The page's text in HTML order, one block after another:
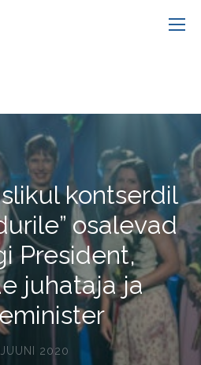
kontserdil
osalevad
President,
juhataja ja
2020